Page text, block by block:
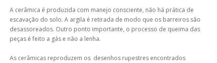
A cerâmica é produzida com manejo consciente, não há prática de
escavação do solo. A argila é retirada de modo que os barreiros são
desassoreados. Outro ponto importante, o processo de queima das
peças é feito a gás e não a lenha.
As cerâmicas reproduzem os desenhos rupestres encontrados